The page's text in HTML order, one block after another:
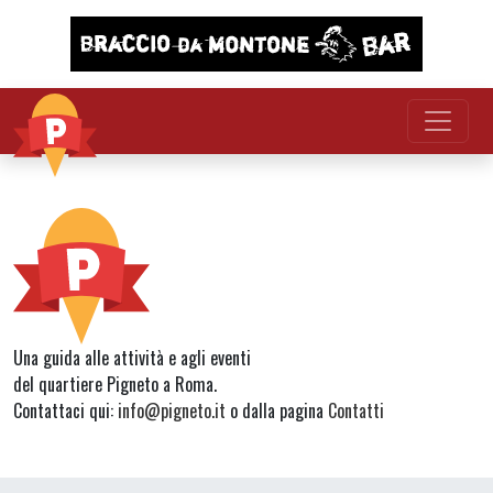
Vai al contenuto
Una guida alle attività e agli eventi
del quartiere Pigneto a Roma.
Contattaci qui: info@pigneto.it o dalla pagina Contatti